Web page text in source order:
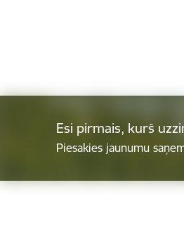
Esi pirmais, kurš
Piesakies jaunumu